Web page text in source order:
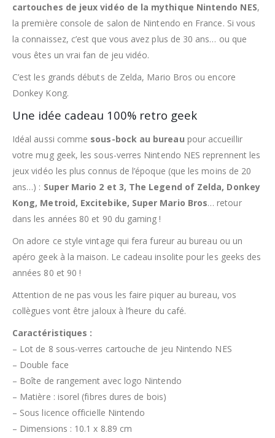
cartouches de jeux vidéo de la mythique Nintendo NES,
la première console de salon de Nintendo en France. Si vous
la connaissez, c’est que vous avez plus de 30 ans… ou que
vous êtes un vrai fan de jeu vidéo.
C’est les grands débuts de Zelda, Mario Bros ou encore
Donkey Kong.
Une idée cadeau 100% retro geek
Idéal aussi comme sous-bock au bureau pour accueillir
votre mug geek, les sous-verres Nintendo NES reprennent les
jeux vidéo les plus connus de l’époque (que les moins de 20
ans…) : Super Mario 2 et 3, The Legend of Zelda, Donkey
Kong, Metroid, Excitebike, Super Mario Bros… retour
dans les années 80 et 90 du gaming !
On adore ce style vintage qui fera fureur au bureau ou un
apéro geek à la maison. Le cadeau insolite pour les geeks des
années 80 et 90 !
Attention de ne pas vous les faire piquer au bureau, vos
collègues vont être jaloux à l’heure du café.
Caractéristiques :
– Lot de 8 sous-verres cartouche de jeu Nintendo NES
– Double face
– Boîte de rangement avec logo Nintendo
– Matière : isorel (fibres dures de bois)
– Sous licence officielle Nintendo
– Dimensions : 10.1 x 8.89 cm